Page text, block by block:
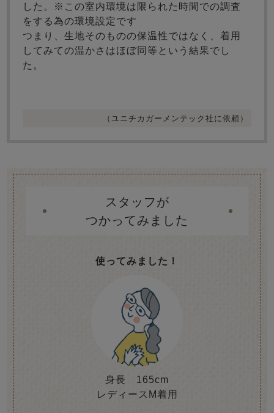
した。※この室内環境は限られた時間での調査
をする為の環境設定です
つまり、生地そのものの保温性ではなく、着用
してみての温かさはほぼ同等という結果でし
た。
（ユニチカガーメンテック社に依頼）
スタッフが
つかってみました
使ってみました！
身長 165cm
レディースM着用